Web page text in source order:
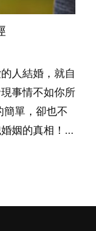
人結婚，就自
事情不如你所
簡單，卻也不
姻的真相！...
大家的喜愛，
積極發表意見
愛靜靜觀察、
父母擔心，擔
始到孩子呱呱
這裡一次過集
這段路讓我們
有人卻說一時
到底誰是誰
習的迷思～...
女」，學業別
孩子是萬中無